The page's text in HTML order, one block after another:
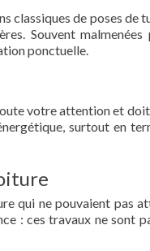
classiques de poses de
Souvent malmenées
ponctuelle.
votre attention et
surtout en
qui ne pouvaient pas
: ces travaux ne sont